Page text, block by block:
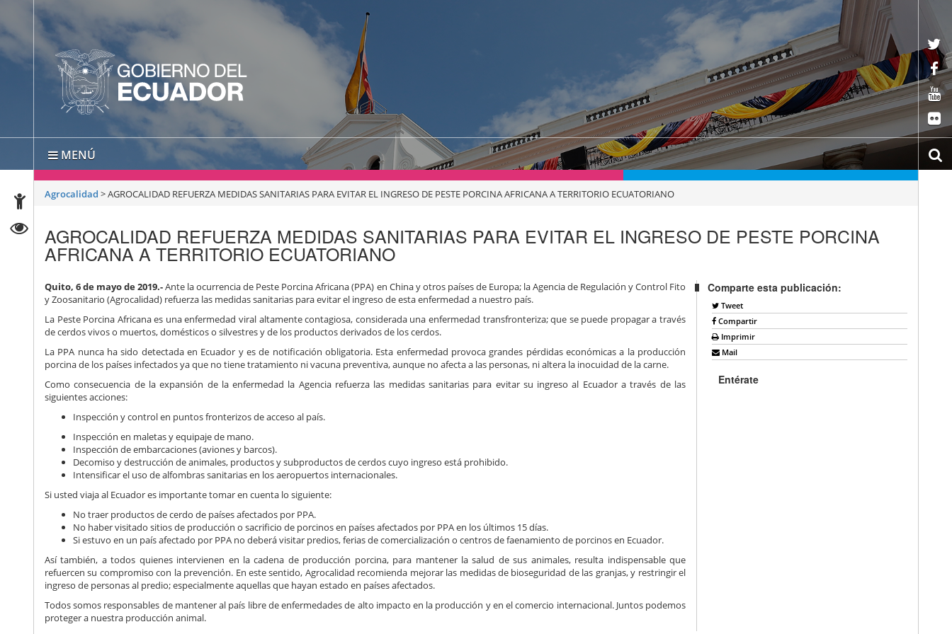
MENÚ
Agrocalidad >AGROCALIDAD REFUERZA MEDIDAS SANITARIAS PARA EVITAR EL INGRESO DE PESTE PORCINA AFRICANA A TERRITORIO ECUATORIANO
AGROCALIDAD REFUERZA MEDIDAS SANITARIAS PARA EVITAR EL INGRESO DE PESTE PORCINA
AFRICANA A TERRITORIO ECUATORIANO
Quito, 6 de mayo de 2019.-Ante la ocurrencia de Peste Porcina Africana (PPA) en China y otros países de Europa; la Agencia de Regulación y Control Fito
y Zoosanitario (Agrocalidad) refuerza las medidas sanitarias para evitar el ingreso de esta enfermedad a nuestro país.
La Peste Porcina Africana es una enfermedad viral altamente contagiosa, considerada una enfermedad transfronteriza; que se puede propagar a través
de cerdos vivos o muertos, domésticos o silvestres y de los productos derivados de los cerdos.
La PPA nunca ha sido detectada en Ecuador y es de notificación obligatoria. Esta enfermedad provoca grandes pérdidas económicas a la producción
porcina de los países infectados ya que no tiene tratamiento ni vacuna preventiva, aunque no afecta a las personas, ni altera la inocuidad de la carne.
Como consecuencia de la expansión de la enfermedad la Agencia refuerza las medidas sanitarias para evitar su ingreso al Ecuador a través de las
siguientes acciones:
Inspección y control en puntos fronterizos de acceso al país.
Inspección en maletas y equipaje de mano.
Inspección de embarcaciones (aviones y barcos).
Decomiso y destrucción de animales, productos y subproductos de cerdos cuyo ingreso está prohibido.
Intensificar el uso de alfombras sanitarias en los aeropuertos internacionales.
Si usted viaja al Ecuador es importante tomar en cuenta lo siguiente:
No traer productos de cerdo de países afectados por PPA.
No haber visitado sitios de producción o sacrificio de porcinos en países afectados por PPA en los últimos 15 días.
Si estuvo en un país afectado por PPA no deberá visitar predios, ferias de comercialización o centros de faenamiento de porcinos en Ecuador.
Así también, a todos quienes intervienen en la cadena de producción porcina, para mantener la salud de sus animales, resulta indispensable que
refuercen su compromiso con la prevención. En este sentido, Agrocalidad recomienda mejorar las medidas de bioseguridad de las granjas, y restringir el
ingreso de personas al predio; especialmente aquellas que hayan estado en países afectados.
Todos somos responsables de mantener al país libre de enfermedades de alto impacto en la producción y en el comercio internacional. Juntos podemos
proteger a nuestra producción animal.
Comparte esta publicación:
Tweet
Compartir
Imprimir
Mail
Entérate